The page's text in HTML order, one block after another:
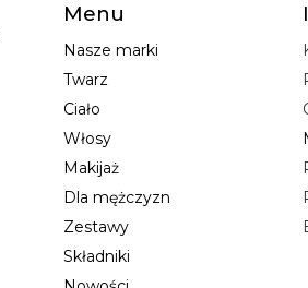
Menu
Nasze marki
Twarz
Ciało
Włosy
Makijaż
Dla mężczyzn
Zestawy
Składniki